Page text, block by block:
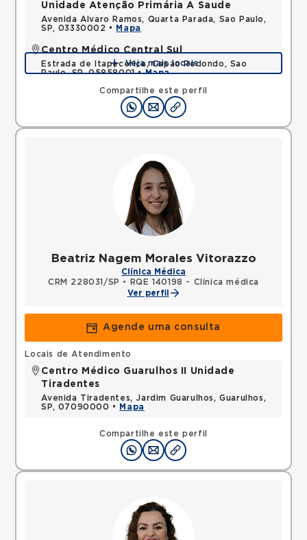
Compartilhe este perfil
Unidade Atenção Primária A Saude
Avenida Alvaro Ramos, Quarta Parada, Sao Paulo,
SP, 03330002 •
Mapa
Centro Médico Central Sul
Estrada de Itapecerica, Capao Redondo, Sao
Paulo, SP, 05858001 •Mapa
Veja mais locais
Beatriz Nagem Morales Vitorazzo
Clínica Médica
CRM 228031/SP •
RQE 140198 - Clínica médica
Ver perfil
Agende uma consulta
Compartilhe este perfil
Locais de Atendimento
Centro Médico Guarulhos II Unidade
Tiradentes
Avenida Tiradentes, Jardim Guarulhos, Guarulhos,
SP, 07090000 •
Mapa